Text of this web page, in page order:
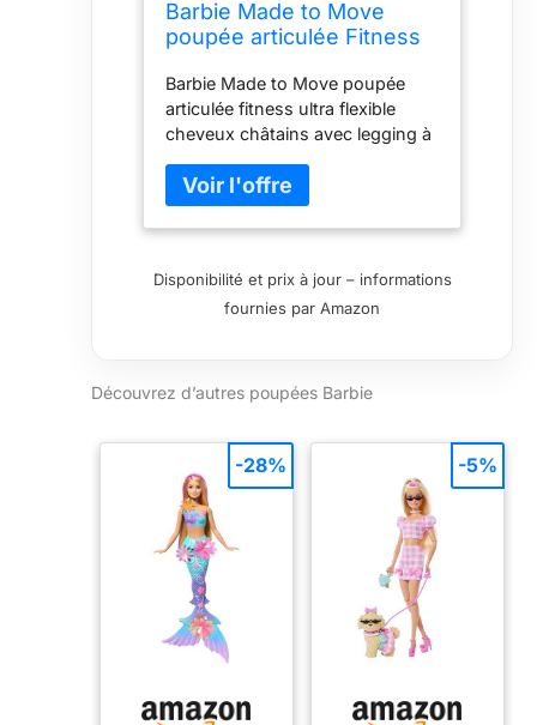
Barbie Made to Move
poupée articulée Fitness
Legging à Fleurs Jaunes
et 22 Points
d'articulations, Jouet pour
Enfant, FTG82 Multicolore
Barbie Made to Move poupée
articulée fitness ultra flexible
cheveux châtains avec legging à
d'articulations, jouet pour enfant,
FTG82
Disponibilité et prix à jour – informations
fournies par Amazon
Découvrez d’autres poupées Barbie
-28% -5%